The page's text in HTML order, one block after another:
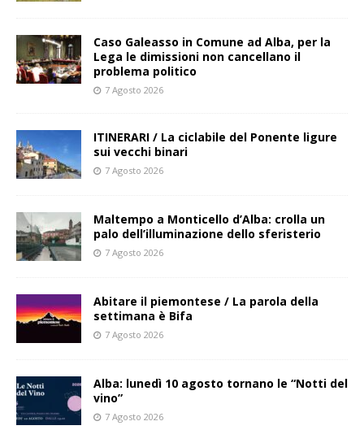
Caso Galeasso in Comune ad Alba, per la
Lega le dimissioni non cancellano il
problema politico
7 Agosto 2026
ITINERARI / La ciclabile del Ponente ligure
sui vecchi binari
7 Agosto 2026
Maltempo a Monticello d’Alba: crolla un
palo dell’illuminazione dello sferisterio
7 Agosto 2026
Abitare il piemontese / La parola della
settimana è Bifa
7 Agosto 2026
Alba: lunedì 10 agosto tornano le “Notti del
vino”
7 Agosto 2026